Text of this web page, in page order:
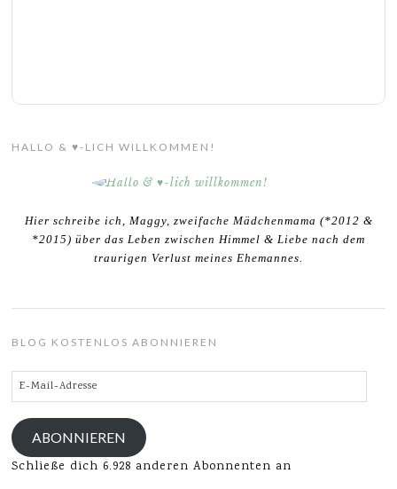
HALLO & ♥-LICH WILLKOMMEN!
Hier schreibe ich, Maggy, zweifache Mädchenmama (*2012 &
*2015) über das Leben zwischen Himmel & Liebe nach dem
traurigen Verlust meines Ehemannes.
BLOG KOSTENLOS ABONNIEREN
E-
Mail-
Adresse
ABONNIEREN
Schließe dich 6.928 anderen Abonnenten an